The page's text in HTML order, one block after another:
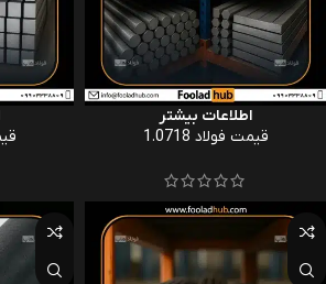
اطلاعات بیشتر
قیمت فولاد 1.0718